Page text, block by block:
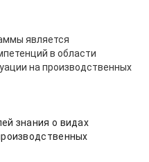
является
в области
на производственных
знания о видах